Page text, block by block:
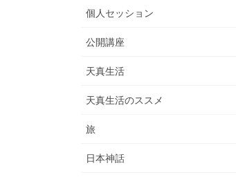
個人セッション
公開講座
天真生活
天真生活のススメ
旅
日本神話